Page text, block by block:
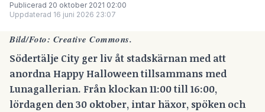
Publicerad 20 oktober 2021 02:00
Uppdaterad 16 juni 2026 23:07
Bild/Foto: Creative Commons.
Södertälje City ger liv åt stadskärnan med att
anordna Happy Halloween tillsammans med
Lunagallerian. Från klockan 11:00 till 16:00,
lördagen den 30 oktober, intar häxor, spöken och